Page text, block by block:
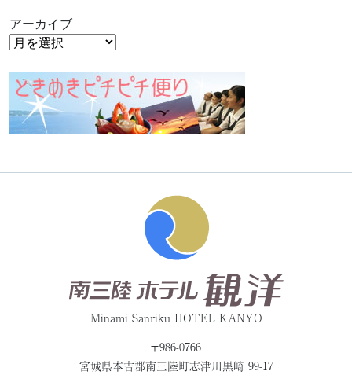
アーカイブ
Minami Sanriku HOTEL KANYO
〒986-0766
宮城県本吉郡南三陸町志津川黒崎 99-17